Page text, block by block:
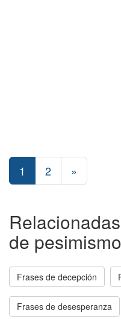
1 2 »
de pesimismo
Frases de decepción
Frases de desesperanza